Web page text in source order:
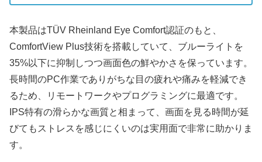
本製品はTÜV Rheinland Eye Comfort認証のもと、
ComfortView Plus技術を搭載していて、ブルーライトを
35%以下に抑制しつつ画面色の鮮やかさを保っています。
長時間のPC作業でありがちな目の疲れや痛みを軽減でき
るため、リモートワークやプログラミングに最適です。
IPS特有の滑らかな画質と相まって、画面を見る時間が延
びてもストレスを感じにくいのは実用面で非常に助かりま
す。